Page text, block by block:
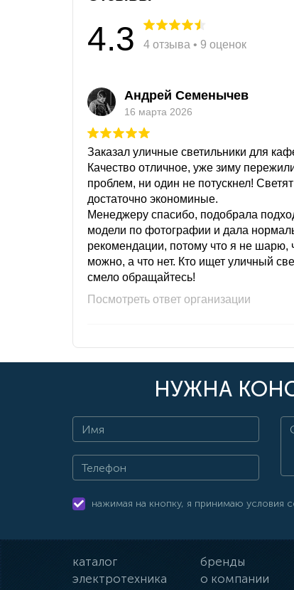
4.3 4 отзыва • 9 оценок
Андрей Семенычев
16 марта 2026
Заказал уличные светильники для
Качество отличное, уже зиму
проблем, ни один не потускнел!
достаточно экономиные.
Менеджеру спасибо, подобрала
модели по фотографии и дала
рекомендации, потому что я не шарю,
можно, а что нет. Кто ищет уличный
смело обращайтесь!
Посмотреть ответ организации
НУЖНА
нажимая на кнопку, я принимаю условия
каталог
бренды
электротехника
о компании